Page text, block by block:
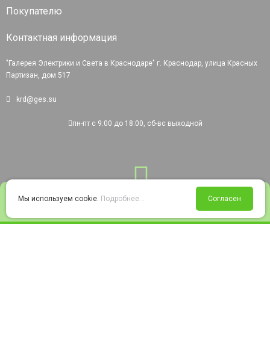
Войти Избранное Корзина
Покупателю
Контактная информация
"Галерея Электрики и Света в Краснодаре" г. Краснодар, улица Красных
Партизан, дом 517
krd@ges.su
пн-пт с 9:00 до 18:00, сб-вс выходной
Мы используем cookie. Подробнее... Согласен